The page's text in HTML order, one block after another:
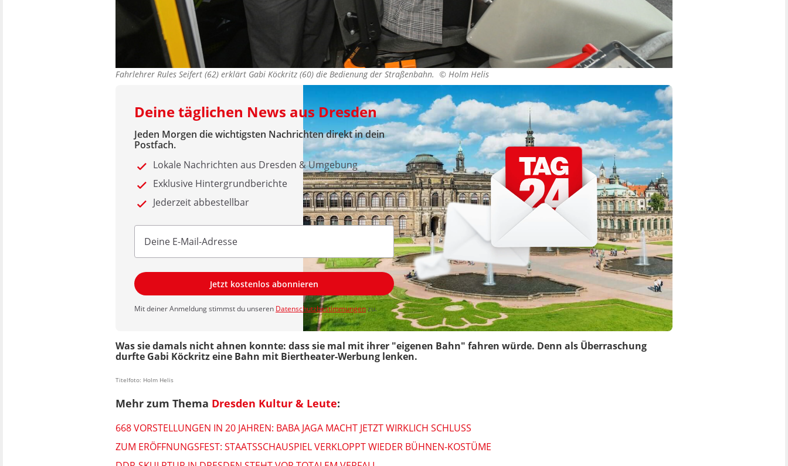
Fahrlehrer Rules Seifert (62) erklärt Gabi Köckritz (60) die Bedienung der Straßenbahn. © Holm Helis
Deine täglichen News aus Dresden
Jeden Morgen die wichtigsten Nachrichten direkt in dein
Postfach.
Lokale Nachrichten aus Dresden & Umgebung
Exklusive Hintergrundberichte
Jederzeit abbestellbar
Jetzt kostenlos abonnieren
Mit deiner Anmeldung stimmst du unseren Datenschutzbestimmungenzu.
Was sie damals nicht ahnen konnte: dass sie mal mit ihrer "eigenen Bahn" fahren würde. Denn als Überraschung
durfte Gabi Köckritz eine Bahn mit Biertheater-Werbung lenken.
Titelfoto: Holm Helis
Mehr zum Thema Dresden Kultur & Leute:
668 VORSTELLUNGEN IN 20 JAHREN: BABA JAGA MACHT JETZT WIRKLICH SCHLUSS
ZUM ERÖFFNUNGSFEST: STAATSSCHAUSPIEL VERKLOPPT WIEDER BÜHNEN-KOSTÜME